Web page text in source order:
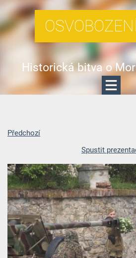
Historická bitva o
Předchozí
Spustit